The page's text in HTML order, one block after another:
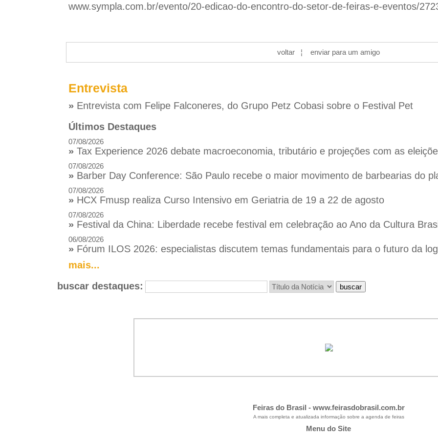
www.sympla.com.br/evento/20-edicao-do-encontro-do-setor-de-feiras-e-eventos/
voltar ¦ enviar para um amigo
Entrevista
» Entrevista com Felipe Falconeres, do Grupo Petz Cobasi sobre o Festival Pet
Últimos Destaques
07/08/2026
» Tax Experience 2026 debate macroeconomia, tributário e projeções com as
07/08/2026
» Barber Day Conference: São Paulo recebe o maior movimento de barbearias do
07/08/2026
» HCX Fmusp realiza Curso Intensivo em Geriatria de 19 a 22 de agosto
07/08/2026
» Festival da China: Liberdade recebe festival em celebração ao Ano da Cultura
06/08/2026
» Fórum ILOS 2026: especialistas discutem temas fundamentais para o futuro da
mais...
buscar destaques:
Feiras do Brasil - www.feirasdobrasil.com.br
A mais completa e atualizada informação sobre a agenda de feiras
Menu do Site